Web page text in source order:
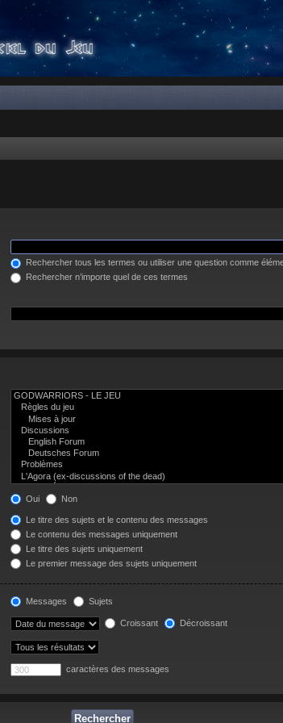
Rechercher tous les termes ou utiliser une question comme
Rechercher n’importe quel de ces termes
Oui Non
Le titre des sujets et le contenu des messages
Le contenu des messages uniquement
Le titre des sujets uniquement
Le premier message des sujets uniquement
Messages Sujets
Croissant Décroissant
caractères des messages